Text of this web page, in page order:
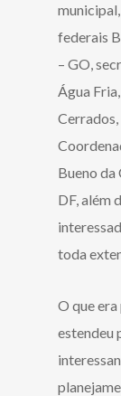
federais
– GO,
Água
Cerrados,
Bueno da
DF, além
toda
O que
estendeu